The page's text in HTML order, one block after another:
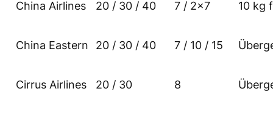
China Airlines 20 / 30 / 40 7 / 2×7 10 kg
China Eastern 20 / 30 / 40 7 / 10 / 15
Cirrus Airlines 20 / 30 8